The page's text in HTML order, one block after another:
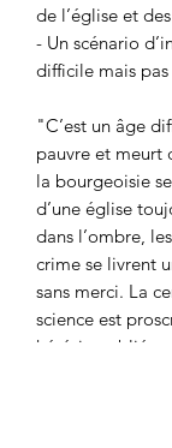
de l’église et
- Un scénario
difficile mais
"C’est un âge
pauvre et meurt
la bourgeoisie
d’une église
dans l’ombre,
crime se livrent
sans merci. La
science est
hérésie oubliée,